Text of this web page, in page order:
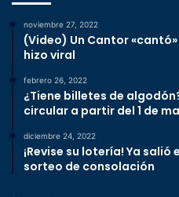
noviembre 27, 2022
(Video) Un Cantor
hizo viral
febrero 26, 2022
¿Tiene billetes de
circular a partir del 1 de
diciembre 24, 2022
¡Revise su lotería! Ya
sorteo de consolación